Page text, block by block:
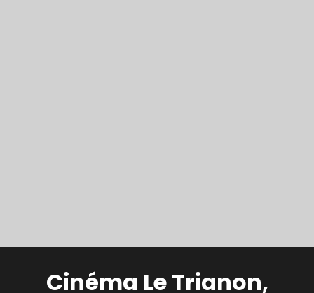
Cinéma Le Trianon,